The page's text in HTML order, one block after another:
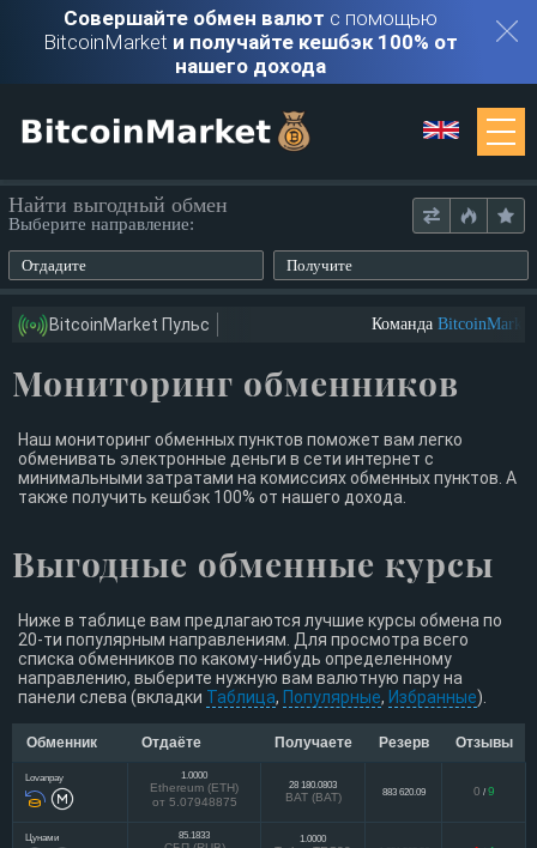
Совершайте обмен валют с помощью
BitcoinMarket и получайте кешбэк 100% от
нашего дохода
Обменники
Войти
Регистрация
Найти выгодный обмен
Выберите направление:
Отдадите Получите
BitcoinMarket Пульс Команда BitcoinMarket
Мониторинг обменников
Наш мониторинг обменных пунктов поможет вам легко
обменивать электронные деньги в сети интернет с
минимальными затратами на комиссиях обменных пунктов. А
также получить кешбэк 100% от нашего дохода.
Выгодные обменные курсы
Ниже в таблице вам предлагаются лучшие курсы обмена по
20-ти популярным направлениям. Для просмотра всего
списка обменников по какому-нибудь определенному
направлению, выберите нужную вам валютную пару на
панели слева (вкладки Таблица, Популярные, Избранные).
Обменник Отдаёте Получаете Резерв Отзывы
Lovanpay 1.0000
Ethereum (ETH)
от 5.07948875
28 180.0803
BAT (BAT) 883 620.09 0 / 9
Цунами 85.1833 1.0000